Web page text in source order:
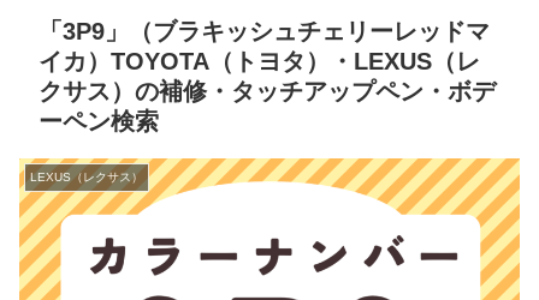
「3P9」（ブラキッシュチェリーレッドマ
イカ）TOYOTA（トヨタ）・LEXUS（レ
クサス）の補修・タッチアップペン・ボデ
ーペン検索
LEXUS（レクサス）